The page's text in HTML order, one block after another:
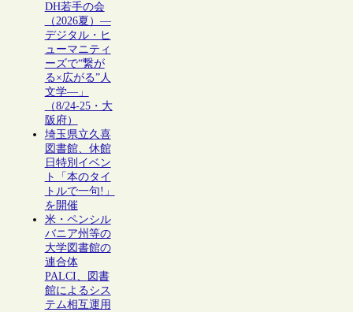
DH若手の会
（2026夏）―
デジタル・ヒ
ューマニティ
ーズで“繋が
る×広がる”人
文学―」
（8/24-25・大
阪府）
埼玉県立久喜
図書館、休館
日特別イベン
ト「本のタイ
トルで一句!」
を開催
米・ペンシル
バニア州等の
大学図書館の
連合体
PALCI、図書
館によるシス
テム相互運用